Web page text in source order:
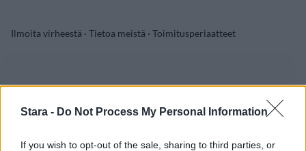
Stara - Do Not Process My Personal Information
If you wish to opt-out of the sale, sharing to third parties, or
Ilmoita virheestä · Tietoa meistä · Toimitusperiaatteet